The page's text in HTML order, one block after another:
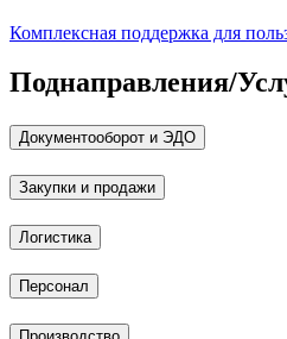
Комплексная поддержка для
Поднаправления/
Документооборот и ЭДО
Закупки и продажи
Логистика
Персонал